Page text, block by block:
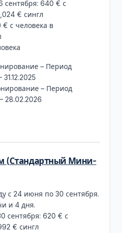
сентября: 640 € с
€ сингл
€ с человека в
– Период
– Период
28.02.2026
(Стандартный Мини-
с 24 июня по 30 сентября.
и 4 дня.
сентября: 620 € с
€ сингл